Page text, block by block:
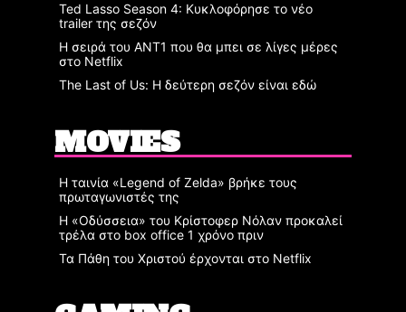
Ted Lasso Season 4: Κυκλοφόρησε το νέο
trailer της σεζόν
Η σειρά του ΑΝΤ1 που θα μπει σε λίγες μέρες
στο Netflix
The Last of Us: Η δεύτερη σεζόν είναι εδώ
MOVIES
Η ταινία «Legend of Zelda» βρήκε τους
πρωταγωνιστές της
Η «Οδύσσεια» του Κρίστοφερ Νόλαν προκαλεί
τρέλα στο box office 1 χρόνο πριν
Τα Πάθη του Χριστού έρχονται στο Netflix